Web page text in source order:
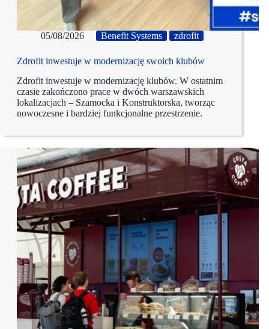
05/08/2026 Benefit Systems zdrofit
Zdrofit inwestuje w modernizację swoich klubów
Zdrofit inwestuje w modernizację klubów. W ostatnim
czasie zakończono prace w dwóch warszawskich
lokalizacjach – Szamocka i Konstruktorska, tworząc
nowoczesne i bardziej funkcjonalne przestrzenie.